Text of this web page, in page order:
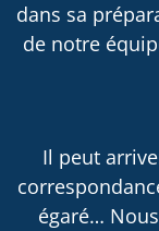
dans sa
de notre
Il peut
égaré…